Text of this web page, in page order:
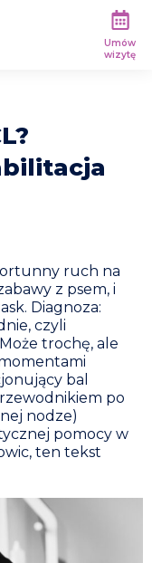
Umów
wizytę
ruch na
z psem, i
Diagnoza:
czyli
trochę, ale
bal
po
nodze)
pomocy w
ten tekst